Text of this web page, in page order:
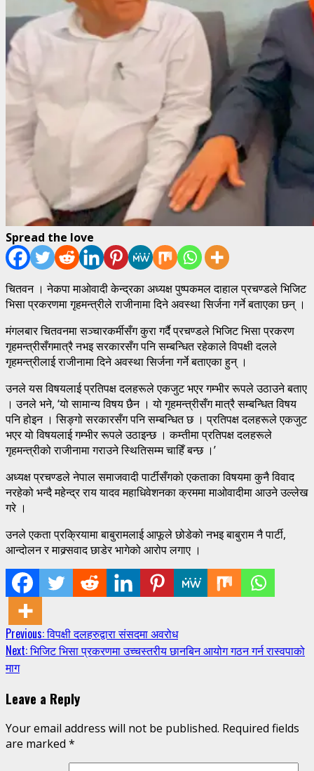
Spread the love
चितवन । नेकपा माओवादी केन्द्रका अध्यक्ष पुष्पकमल दाहाल प्रचण्डले भिजिट
भिसा प्रकरणमा गृहमन्त्रीले राजीनामा दिने अवस्था सिर्जना गर्ने बताएका छन् ।
मंगलबार चितवनमा सञ्चारकर्मीसँग कुरा गर्दै प्रचण्डले भिजिट भिसा प्रकरण
गृहमन्त्रीसँगमात्रै नभइ सरकारसँग पनि सम्बन्धित रहेकाले विपक्षी दलले
गृहमन्त्रीलाई राजीनामा दिने अवस्था सिर्जना गर्ने बताएका हुन् ।
उनले यस विषयलाई प्रतिपक्ष दलहरूले एकजुट भएर गम्भीर रूपले उठाउने बताए
। उनले भने, ‘यो सामान्य विषय छैन । यो गृहमन्त्रीसँग मात्रै सम्बन्धित विषय
पनि होइन । सिङ्गो सरकारसँग पनि सम्बन्धित छ । प्रतिपक्ष दलहरूले एकजुट
भएर यो विषयलाई गम्भीर रूपले उठाइन्छ । कम्तीमा प्रतिपक्ष दलहरूले
गृहमन्त्रीको राजीनामा गराउने स्थितिसम्म चाहिँ बन्छ ।’
अध्यक्ष प्रचण्डले नेपाल समाजवादी पार्टीसँगको एकताका विषयमा कुनै विवाद
नरहेको भन्दै महेन्द्र राय यादव महाधिवेशनका क्रममा माओवादीमा आउने उल्लेख
गरे ।
उनले एकता प्रक्रियामा बाबुरामलाई आफूले छोडेको नभइ बाबुराम नै पार्टी,
आन्दोलन र माक्र्सवाद छाडेर भागेको आरोप लगाए ।
Continue
Reading
Previous:विपक्षी दलहरुद्वारा संसदमा अवरोध
Next:भिजिट भिसा प्रकरणमा उच्चस्तरीय छानबिन आयोग गठन गर्न रास्वपाको
माग
Leave a Reply
Your email address will not be published. Required fields
are marked *